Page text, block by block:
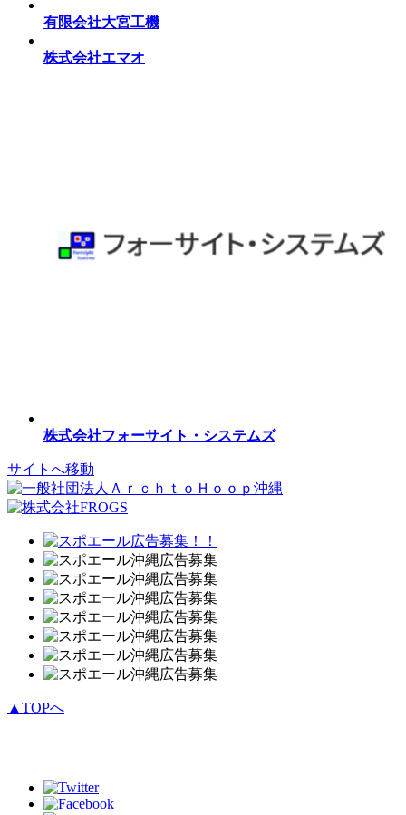
有限会社大宮工機
株式会社エマオ
株式会社フォーサイト・システムズ
サイトへ移動
▲TOPへ